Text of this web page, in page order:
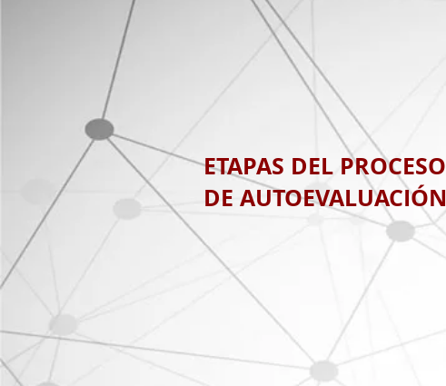
ETAPAS DEL PROCESO
DE AUTOEVALUACIÓN